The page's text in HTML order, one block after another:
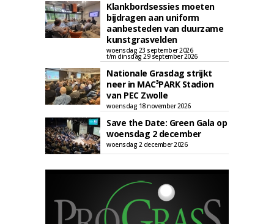
Klankbordsessies moeten
bijdragen aan uniform
aanbesteden van duurzame
kunstgrasvelden
woensdag 23 september 2026
t/m dinsdag 29 september 2026
Nationale Grasdag strijkt
neer in MAC³PARK Stadion
van PEC Zwolle
woensdag 18 november 2026
Save the Date: Green Gala op
woensdag 2 december
woensdag 2 december 2026